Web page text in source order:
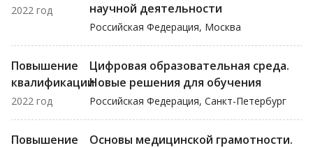
2022 год
научной деятельности
Российская Федерация, Москва
Повышение
квалификации
2022 год
Цифровая образовательная среда.
Новые решения для обучения
Российская Федерация, Санкт-Петербург
Повышение
Основы медицинской грамотности.